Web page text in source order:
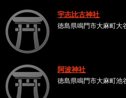
宇志比古神社
徳島県鳴門市大麻町大
阿波神社
徳島県鳴門市大麻町池